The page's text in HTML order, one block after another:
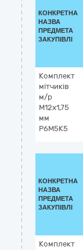
КОНКРЕТНА
НАЗВА
ПРЕДМЕТА
ЗАКУПІВЛІ
Комплект
мітчиків
м/р
М12х1,75
мм
Р6М5К5
КОНКРЕТНА
НАЗВА
ПРЕДМЕТА
ЗАКУПІВЛІ
Комплект